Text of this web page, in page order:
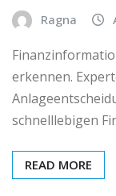
Ragna
erkennen.
schnelllebigen
READ MORE